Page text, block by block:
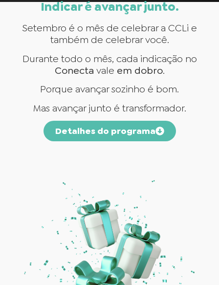
Indicar é avançar junto.
Setembro é o mês de celebrar a CCLi e
também de celebrar você.
Durante todo o mês, cada indicação no
Conecta vale em dobro.
Porque avançar sozinho é bom.
Mas avançar junto é transformador.
Detalhes do programa